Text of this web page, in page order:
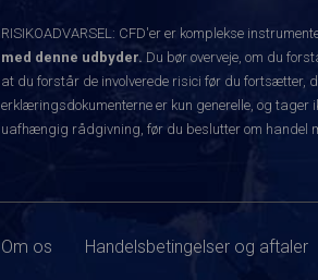
RISIKOADVARSEL: CFD'er er komplekse
med denne udbyder. Du bør overveje, om du
at du forstår de involverede risici før du fortsætter,
erklæringsdokumenterne er kun generelle, og tager
uafhængig rådgivning, før du beslutter om handel
Om os Handelsbetingelser og aftaler